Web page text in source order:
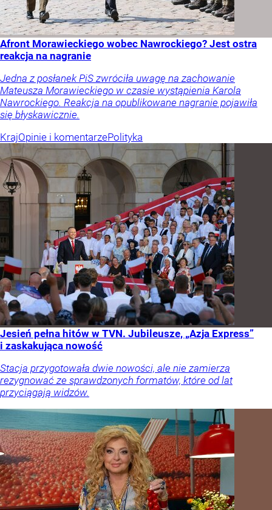
Afront Morawieckiego wobec Nawrockiego? Jest ostra
reakcja na nagranie
Jedna z posłanek PiS zwróciła uwagę na zachowanie
Mateusza Morawieckiego w czasie wystąpienia Karola
Nawrockiego. Reakcja na opublikowane nagranie pojawiła
się błyskawicznie.
KrajOpinie i komentarzePolityka
Jesień pełna hitów w TVN. Jubileusze, „Azja Express”
i zaskakująca nowość
Stacja przygotowała dwie nowości, ale nie zamierza
rezygnować ze sprawdzonych formatów, które od lat
przyciągają widzów.